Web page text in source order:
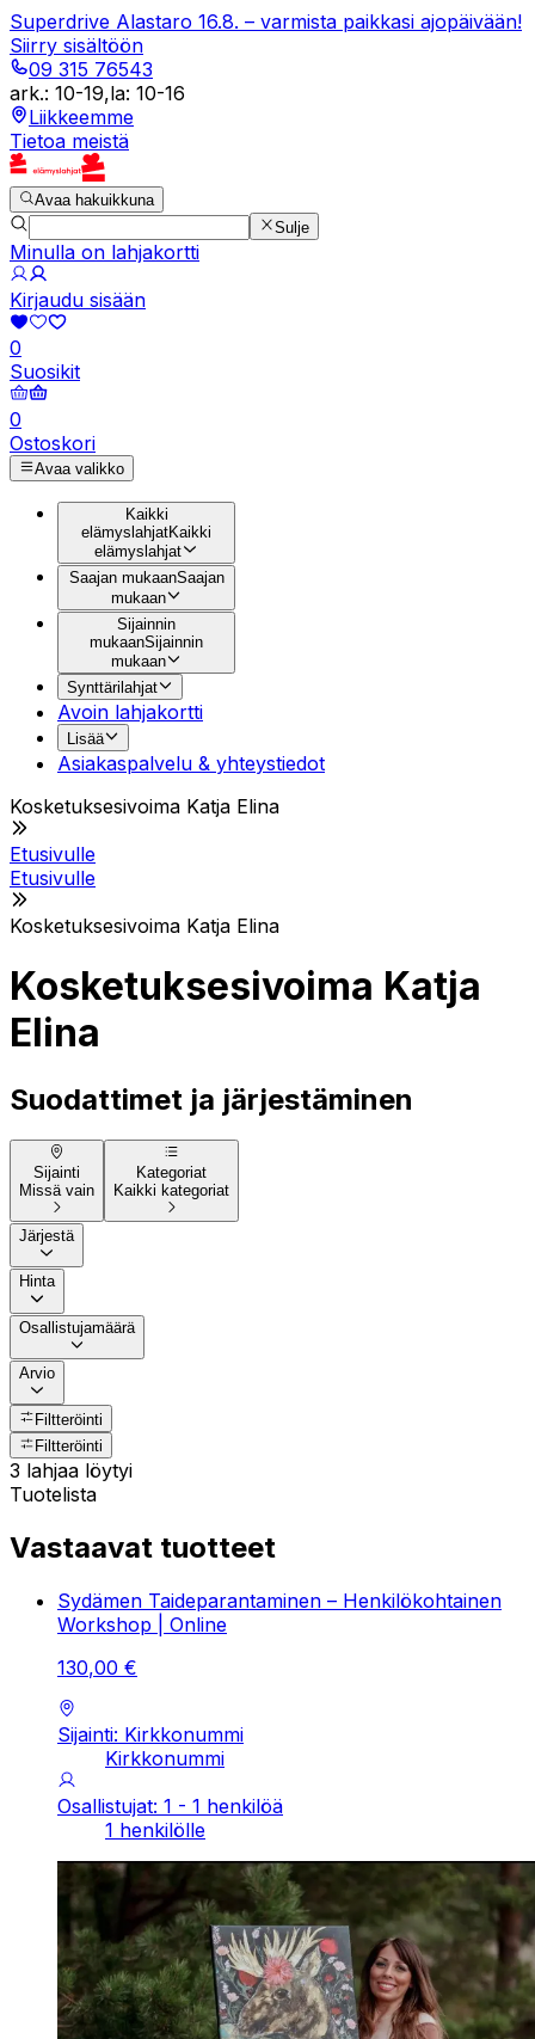
Superdrive Alastaro 16.8. – varmista paikkasi ajopäivään!
Siirry sisältöön
09 315 76543
ark.: 10-19,la: 10-16
Liikkeemme
Tietoa meistä
Avaa hakuikkuna
Sulje
Minulla on lahjakortti
Kirjaudu sisään
0
Suosikit
0
Ostoskori
Avaa valikko
Kaikki
elämyslahjatKaikki
elämyslahjat
Saajan mukaanSaajan
mukaan
Sijainnin
mukaanSijainnin
mukaan
Synttärilahjat
Avoin lahjakortti
Lisää
Asiakaspalvelu & yhteystiedot
Kosketuksesivoima Katja Elina
Etusivulle
Etusivulle
Kosketuksesivoima Katja Elina
Kosketuksesivoima Katja
Elina
Suodattimet ja järjestäminen
Sijainti
Missä vain
Kategoriat
Kaikki kategoriat
Järjestä
Hinta
Osallistujamäärä
Arvio
Filtteröinti
Filtteröinti
3 lahjaa löytyi
Tuotelista
Vastaavat tuotteet
Sydämen Taideparantaminen – Henkilökohtainen
Workshop | Online
130,00 €
Sijainti: Kirkkonummi
Kirkkonummi
Osallistujat: 1 - 1 henkilöä
1 henkilölle